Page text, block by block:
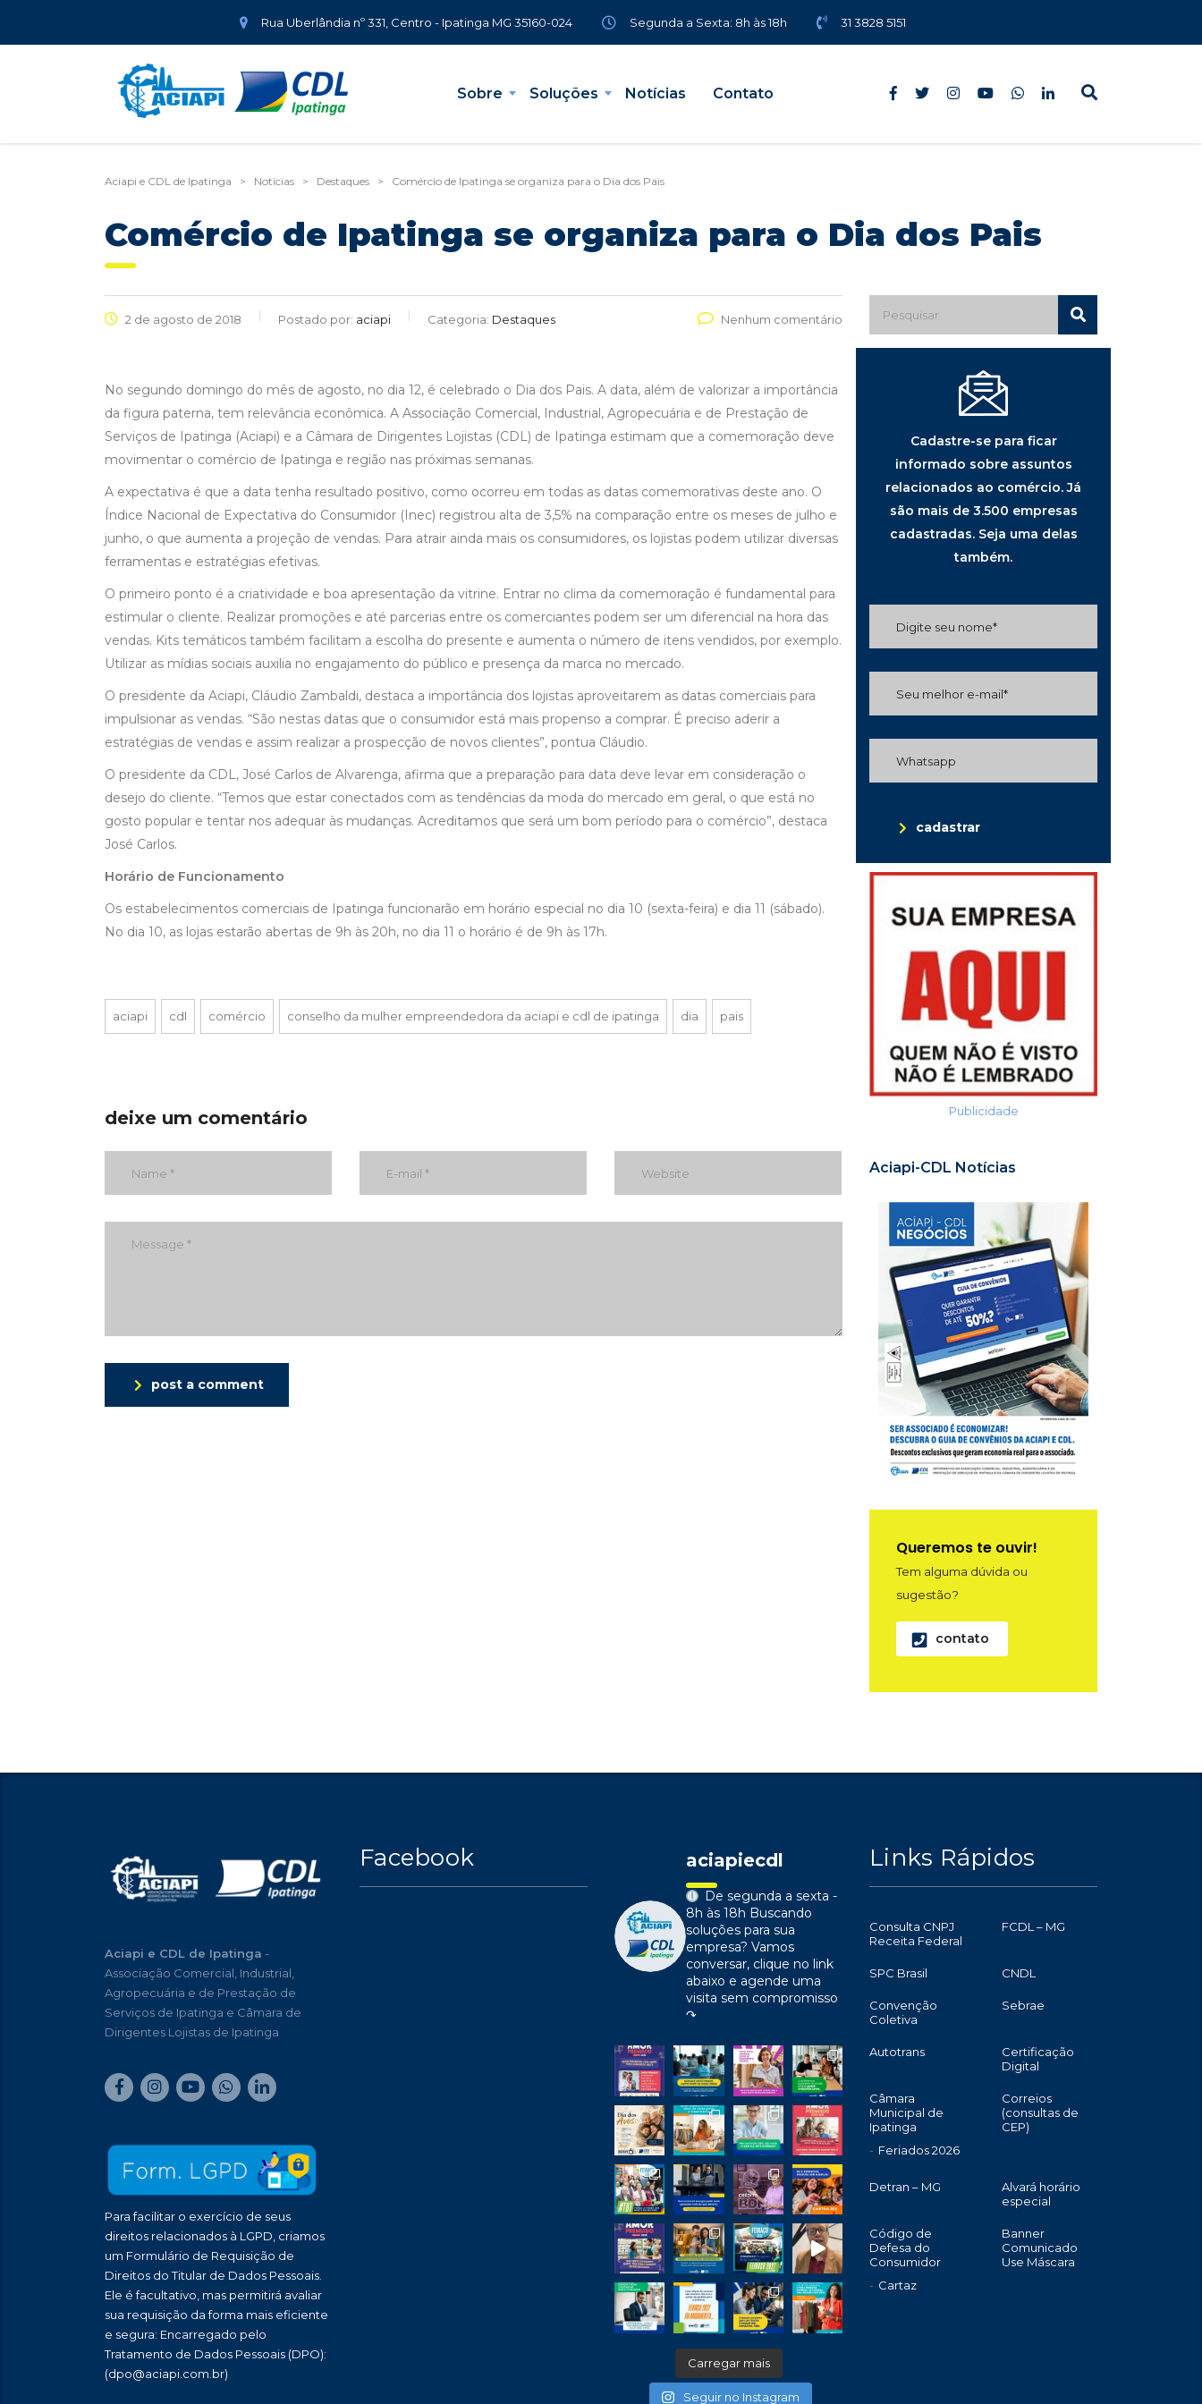
Rua Uberlândia nº 331, Centro - Ipatinga MG 35160-024 Segunda a Sexta: 8h às 18h 31 3828 5151
Sobre Soluções Notícias Contato
Aciapi e CDL de Ipatinga > Notícias > Destaques > Comércio de Ipatinga se organiza para o Dia dos Pais
Comércio de Ipatinga se organiza para o Dia dos Pais
2 de agosto de 2018 Postado por: aciapi Categoria: Destaques Nenhum comentário
No segundo domingo do mês de agosto, no dia 12, é celebrado o Dia dos Pais. A data, além de valorizar a importância
da figura paterna, tem relevância econômica. A Associação Comercial, Industrial, Agropecuária e de Prestação de
Serviços de Ipatinga (Aciapi) e a Câmara de Dirigentes Lojistas (CDL) de Ipatinga estimam que a comemoração deve
movimentar o comércio de Ipatinga e região nas próximas semanas.
A expectativa é que a data tenha resultado positivo, como ocorreu em todas as datas comemorativas deste ano. O
Índice Nacional de Expectativa do Consumidor (Inec) registrou alta de 3,5% na comparação entre os meses de julho e
junho, o que aumenta a projeção de vendas. Para atrair ainda mais os consumidores, os lojistas podem utilizar diversas
ferramentas e estratégias efetivas.
O primeiro ponto é a criatividade e boa apresentação da vitrine. Entrar no clima da comemoração é fundamental para
estimular o cliente. Realizar promoções e até parcerias entre os comerciantes podem ser um diferencial na hora das
vendas. Kits temáticos também facilitam a escolha do presente e aumenta o número de itens vendidos, por exemplo.
Utilizar as mídias sociais auxilia no engajamento do público e presença da marca no mercado.
O presidente da Aciapi, Cláudio Zambaldi, destaca a importância dos lojistas aproveitarem as datas comerciais para
impulsionar as vendas. “São nestas datas que o consumidor está mais propenso a comprar. É preciso aderir a
estratégias de vendas e assim realizar a prospecção de novos clientes”, pontua Cláudio.
O presidente da CDL, José Carlos de Alvarenga, afirma que a preparação para data deve levar em consideração o
desejo do cliente. “Temos que estar conectados com as tendências da moda do mercado em geral, o que está no
gosto popular e tentar nos adequar às mudanças. Acreditamos que será um bom período para o comércio”, destaca
José Carlos.
Horário de Funcionamento
Os estabelecimentos comerciais de Ipatinga funcionarão em horário especial no dia 10 (sexta-feira) e dia 11 (sábado).
No dia 10, as lojas estarão abertas de 9h às 20h, no dia 11 o horário é de 9h às 17h.
aciapi cdl comércio conselho da mulher empreendedora da aciapi e cdl de ipatinga dia pais
deixe um comentário
post a comment
Cadastre-se para ficar
informado sobre assuntos
relacionados ao comércio. Já
são mais de 3.500 empresas
cadastradas. Seja uma delas
também.
cadastrar
Publicidade
Aciapi-CDL Notícias
Queremos te ouvir!
Tem alguma dúvida ou
sugestão?
contato
Aciapi e CDL de Ipatinga -
Associação Comercial, Industrial,
Agropecuária e de Prestação de
Serviços de Ipatinga e Câmara de
Dirigentes Lojistas de Ipatinga
Para facilitar o exercício de seus
direitos relacionados à LGPD, criamos
um Formulário de Requisição de
Direitos do Titular de Dados Pessoais.
Ele é facultativo, mas permitirá avaliar
sua requisição da forma mais eficiente
e segura: Encarregado pelo
Tratamento de Dados Pessoais (DPO):
(dpo@aciapi.com.br)
Facebook aciapiecdl
De segunda a sexta -
8h às 18h Buscando
soluções para sua
empresa? Vamos
conversar, clique no link
abaixo e agende uma
visita sem compromisso
↷
Carregar mais
Seguir no Instagram
Links Rápidos
Consulta CNPJ
Receita Federal
FCDL – MG
SPC Brasil CNDL
Convenção
Coletiva
Sebrae
Autotrans
Certificação
Digital
Câmara
Municipal de
Ipatinga
Feriados 2026
Correios
(consultas de
CEP)
Detran – MG
Alvará horário
especial
Código de
Defesa do
Consumidor
Cartaz
Banner
Comunicado
Use Máscara